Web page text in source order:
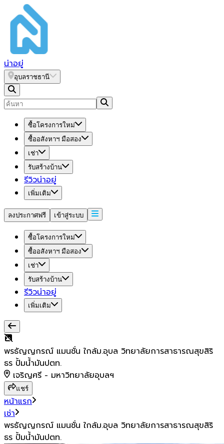
น่าอยู่
อุบลราชธานี
ซื้อโครงการใหม่
ซื้ออสังหาฯ มือสอง
เช่า
รับสร้างบ้าน
รีวิวน่าอยู่
เพิ่มเติม
ลงประกาศฟรี เข้าสู่ระบบ
ซื้อโครงการใหม่
ซื้ออสังหาฯ มือสอง
เช่า
รับสร้างบ้าน
รีวิวน่าอยู่
เพิ่มเติม
พรธัญญกรณ์ แมนชั่น ใกล้ม.อุบล วิทยาลัยการสาธารณสุขสิริ
ธร ปั้มน้ำมันปตท.
เจริญศรี - มหาวิทยาลัยอุบลฯ
แชร์
หน้าแรก
เช่า
พรธัญญกรณ์ แมนชั่น ใกล้ม.อุบล วิทยาลัยการสาธารณสุขสิริ
ธร ปั้มน้ำมันปตท.